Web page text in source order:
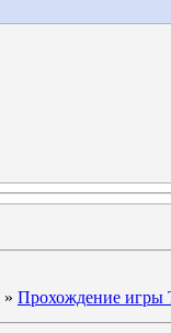
» Прохождение игры